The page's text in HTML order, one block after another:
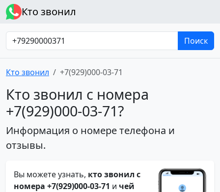
Кто звонил
Поиск
Кто звонил +7(929)000-03-71
Кто звонил с номера
+7(929)000-03-71?
Информация о номере телефона и
отзывы.
Вы можете узнать, кто звонил с
номера +7(929)000-03-71 и чей